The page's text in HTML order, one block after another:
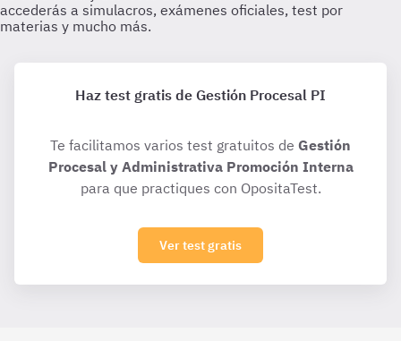
Haz test gratis de Gestión Procesal PI
Te facilitamos varios test gratuitos de Gestión
Procesal y Administrativa Promoción Interna
para que practiques con OpositaTest.
Ver test gratis